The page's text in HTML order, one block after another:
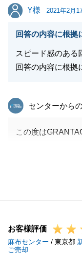
Y様
Y様 2021年2月
回答の内容に根拠
スピード感のある
回答の内容に根拠
東急リバブル
センターから
この度は
が、Y様のご要望
引き続きお困りの
お客様評価
麻布センター / 東京都
ご売却